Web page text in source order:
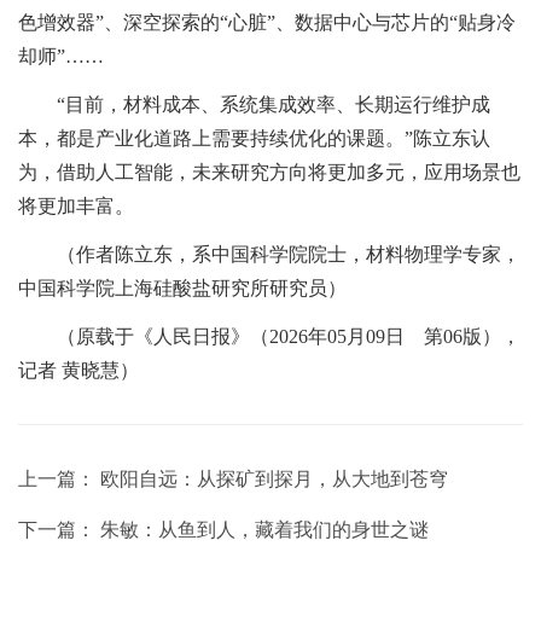
色增效器”、深空探索的“心脏”、数据中心与芯片的“贴身冷
却师”……
“目前，材料成本、系统集成效率、长期运行维护成
本，都是产业化道路上需要持续优化的课题。”陈立东认
为，借助人工智能，未来研究方向将更加多元，应用场景也
将更加丰富。
（作者陈立东，系中国科学院院士，材料物理学专家，
中国科学院上海硅酸盐研究所研究员）
（原载于《人民日报》（2026年05月09日 第06版），
记者 黄晓慧）
上一篇： 欧阳自远：从探矿到探月，从大地到苍穹
下一篇： 朱敏：从鱼到人，藏着我们的身世之谜